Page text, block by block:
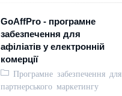
GoAffPro - програмне
забезпечення для
афіліатів у електронній
комерції
Програмне забезпечення для
партнерського маркетингу